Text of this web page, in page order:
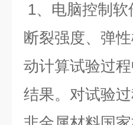
1、电脑控制
断裂强度、弹
动计算试验过
结果。对试验